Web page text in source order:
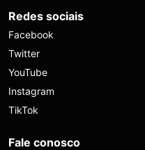
Redes sociais
Facebook
Twitter
YouTube
Instagram
TikTok
Fale conosco